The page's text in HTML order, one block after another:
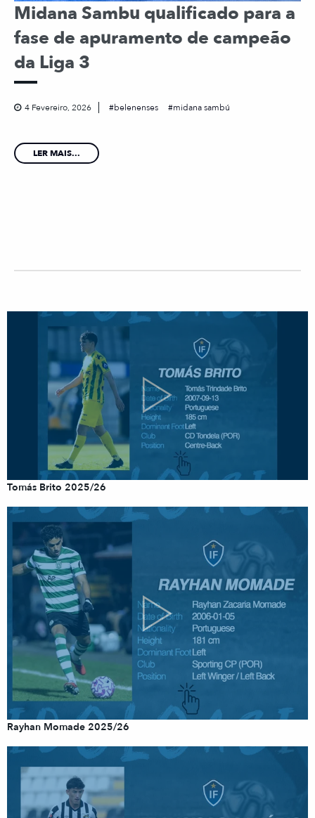
Midana Sambu qualificado para a
fase de apuramento de campeão
da Liga 3
4 Fevereiro, 2026 belenenses midana sambú
LER MAIS...
Tomás Brito 2025/26
Rayhan Momade 2025/26